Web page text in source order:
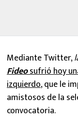
Mediante Twitter,
Fideosufrió hoy
izquierdo, que le
amistosos de la
convocatoria.